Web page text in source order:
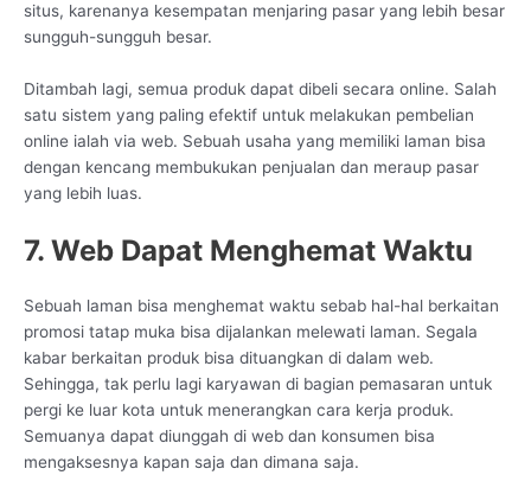
situs, karenanya kesempatan menjaring pasar yang lebih besar
sungguh-sungguh besar.
Ditambah lagi, semua produk dapat dibeli secara online. Salah
satu sistem yang paling efektif untuk melakukan pembelian
online ialah via web. Sebuah usaha yang memiliki laman bisa
dengan kencang membukukan penjualan dan meraup pasar
yang lebih luas.
7. Web Dapat Menghemat Waktu
Sebuah laman bisa menghemat waktu sebab hal-hal berkaitan
promosi tatap muka bisa dijalankan melewati laman. Segala
kabar berkaitan produk bisa dituangkan di dalam web.
Sehingga, tak perlu lagi karyawan di bagian pemasaran untuk
pergi ke luar kota untuk menerangkan cara kerja produk.
Semuanya dapat diunggah di web dan konsumen bisa
mengaksesnya kapan saja dan dimana saja.